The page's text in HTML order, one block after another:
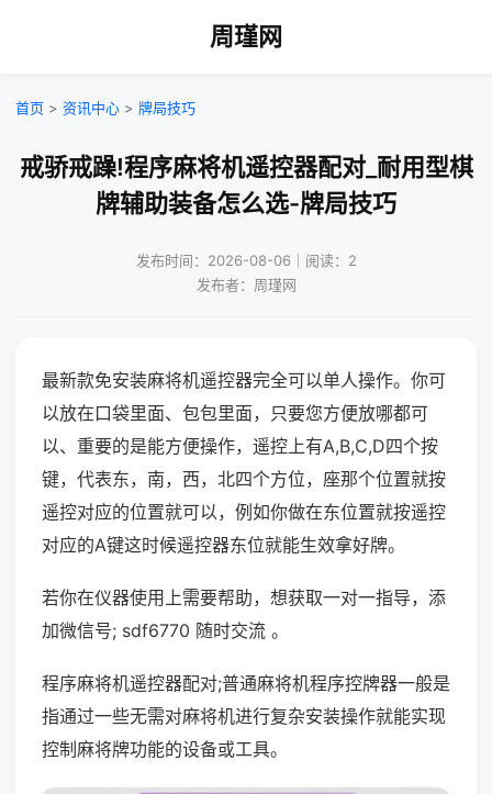
周瑾网
首页 > 资讯中心 > 牌局技巧
戒骄戒躁!程序麻将机遥控器配对_耐用型棋
牌辅助装备怎么选-牌局技巧
发布时间：2026-08-06｜阅读：2
发布者：周瑾网
最新款免安装麻将机遥控器完全可以单人操作。你可
以放在口袋里面、包包里面，只要您方便放哪都可
以、重要的是能方便操作，遥控上有A,B,C,D四个按
键，代表东，南，西，北四个方位，座那个位置就按
遥控对应的位置就可以，例如你做在东位置就按遥控
对应的A键这时候遥控器东位就能生效拿好牌。
若你在仪器使用上需要帮助，想获取一对一指导，添
加微信号; sdf6770 随时交流 。
程序麻将机遥控器配对;普通麻将机程序控牌器一般是
指通过一些无需对麻将机进行复杂安装操作就能实现
控制麻将牌功能的设备或工具。